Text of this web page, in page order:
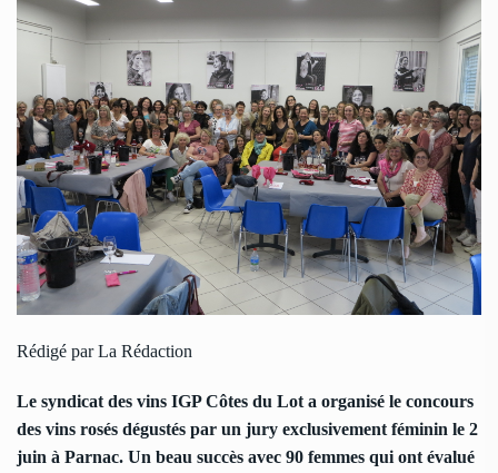
Rédigé par La Rédaction
Le syndicat des vins IGP Côtes du Lot a organisé le concours
des vins rosés dégustés par un jury exclusivement féminin le 2
juin à Parnac. Un beau succès avec 90 femmes qui ont évalué